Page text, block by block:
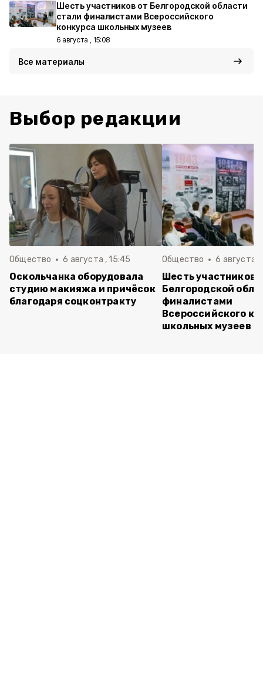
Шесть участников от Белгородской области
стали финалистами Всероссийского
конкурса школьных музеев
6 августа , 15:08
Все материалы
Выбор редакции
Общество 6 августа , 15:45
Оскольчанка оборудовала
студию макияжа и причёсок
благодаря соцконтракту
Общество 6 августа ,
Шесть участников
Белгородской
финалистами
Всероссийского
школьных музеев